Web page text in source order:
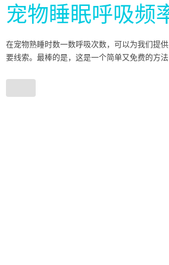
宠物睡眠呼吸频
在宠物熟睡时数一数呼吸次数，可以为我们提
要线索。最棒的是，这是一个简单又免费的方